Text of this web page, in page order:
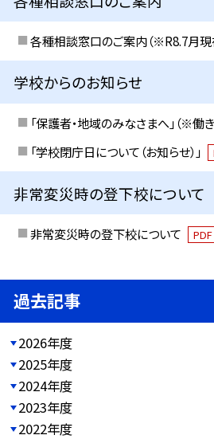
各種相談窓口のご案内（※R8.7月現
学校からのお知らせ
「保護者・地域のみなさまへ」（※働
「学校閉庁日について（お知らせ）」
非常変災時の登下校について
非常変災時の登下校について PDF
過去記事
2026年度
2025年度
2024年度
2023年度
2022年度